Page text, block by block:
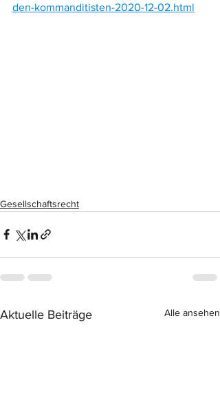
den-kommanditisten-2020-12-02.html
Gesellschaftsrecht
Aktuelle Beiträge Alle ansehen